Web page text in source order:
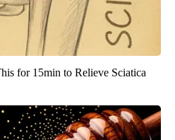
for 15min to Relieve Sciatica